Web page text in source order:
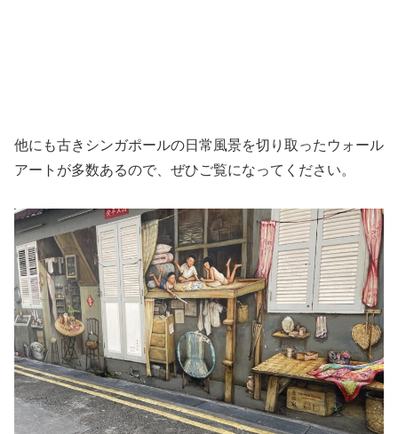
他にも古きシンガポールの日常風景を切り取ったウォール
アートが多数あるので、ぜひご覧になってください。